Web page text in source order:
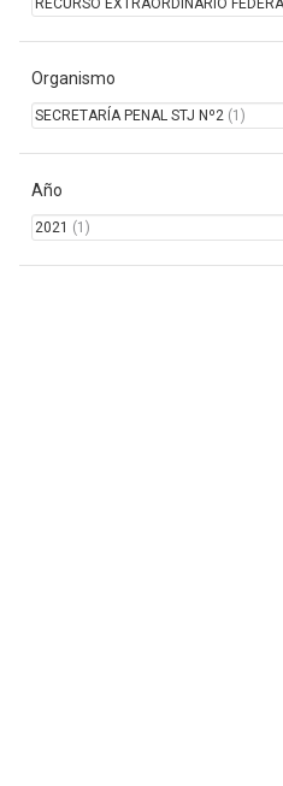
RECURSO EXTRAORDINARIO
Organismo
SECRETARÍA PENAL STJ Nº2 (1)
Año
2021 (1)